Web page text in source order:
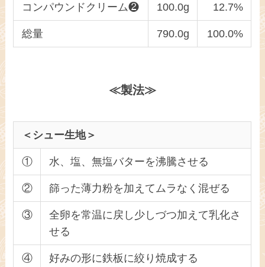
コンパウンドクリーム❷ 100.0g 12.7%
総量 790.0g 100.0%
≪製法≫
＜シュー生地＞
① 水、塩、無塩バターを沸騰させる
② 篩った薄力粉を加えてムラなく混ぜる
③
全卵を常温に戻し少しづつ加えて乳化さ
せる
④ 好みの形に鉄板に絞り焼成する